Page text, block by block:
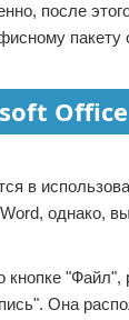
после
Office
в
однако,
Она